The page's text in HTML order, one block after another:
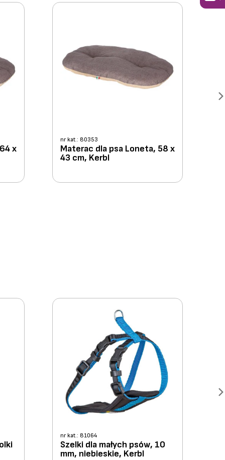
x
nr kat.: 80353
Materac dla psa Loneta, 58 x
43 cm, Kerbl
nr kat.: 81064
Szelki dla małych psów, 10
mm, niebieskie, Kerbl